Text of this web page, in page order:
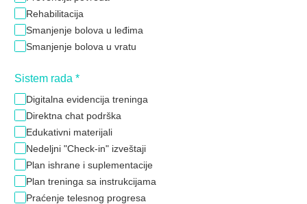
Rehabilitacija
Smanjenje bolova u leđima
Smanjenje bolova u vratu
Sistem rada *
Digitalna evidencija treninga
Direktna chat podrška
Edukativni materijali
Nedeljni "Check-in" izveštaji
Plan ishrane i suplementacije
Plan treninga sa instrukcijama
Praćenje telesnog progresa